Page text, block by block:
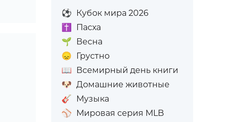
⚽ Кубок мира 2026
✝️
Пасха
🌱 Весна
😞 Грустно
📖 Всемирный день книги
🐶 Домашние животные
🎸 Музыка
⚾ Мировая серия MLB